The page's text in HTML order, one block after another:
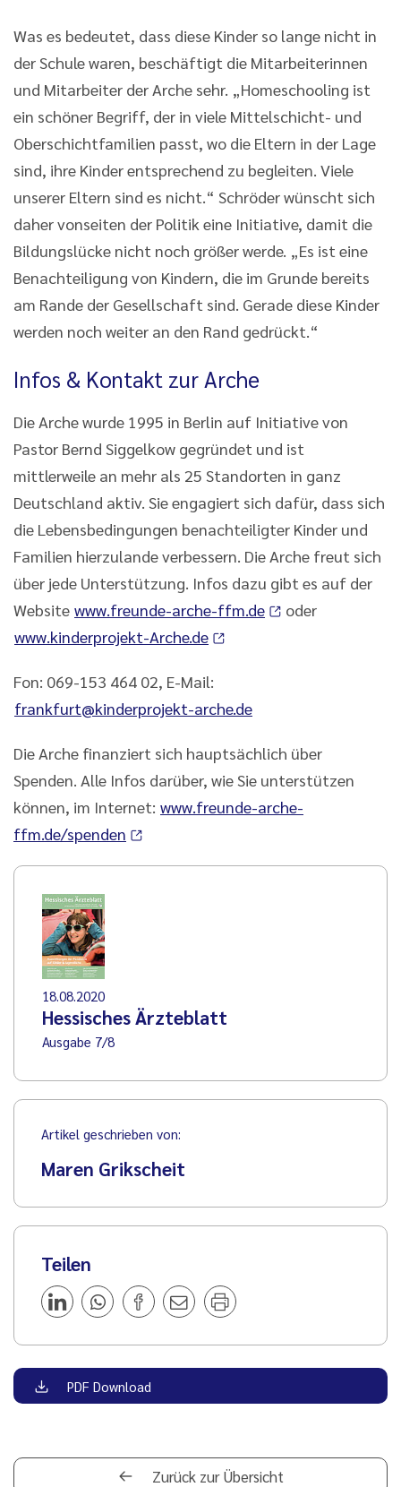
Was es bedeutet, dass diese Kinder so lange nicht in
der Schule waren, beschäftigt die Mitarbeiterinnen
und Mitarbeiter der Arche sehr. „Homeschooling ist
ein schöner Begriff, der in viele Mittelschicht- und
Oberschichtfamilien passt, wo die Eltern in der Lage
sind, ihre Kinder entsprechend zu begleiten. Viele
unserer Eltern sind es nicht.“ Schröder wünscht sich
daher vonseiten der Politik eine Initiative, damit die
Bildungslücke nicht noch größer werde. „Es ist eine
Benachteiligung von Kindern, die im Grunde bereits
am Rande der Gesellschaft sind. Gerade diese Kinder
werden noch weiter an den Rand gedrückt.“
Infos & Kontakt zur Arche
Die Arche wurde 1995 in Berlin auf Initiative von
Pastor Bernd Siggelkow gegründet und ist
mittlerweile an mehr als 25 Standorten in ganz
Deutschland aktiv. Sie engagiert sich dafür, dass sich
die Lebensbedingungen benachteiligter Kinder und
Familien hierzulande verbessern. Die Arche freut sich
über jede Unterstützung. Infos dazu gibt es auf der
Website www.freunde-arche-ffm.de
oder
www.kinderprojekt-Arche.de
Fon: 069-153 464 02, E-Mail:
frankfurt@kinderprojekt-arche.de
Die Arche finanziert sich hauptsächlich über
Spenden. Alle Infos darüber, wie Sie unterstützen
können, im Internet: www.freunde-arche-
ffm.de/spenden
18.08.2020
Hessisches Ärzteblatt
Ausgabe 7/8
Artikel geschrieben von:
Maren Grikscheit
Teilen
PDF Download
Zurück zur Übersicht